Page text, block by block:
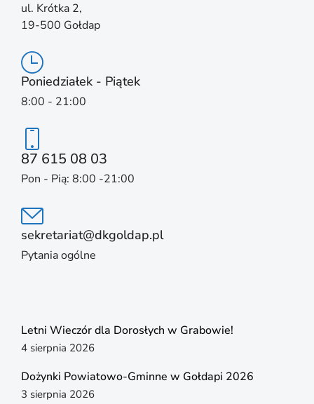
ul. Krótka 2,
19-500 Gołdap
Poniedziałek - Piątek
8:00 - 21:00
87 615 08 03
Pon - Pią: 8:00 -21:00
sekretariat@dkgoldap.pl
Pytania ogólne
Letni Wieczór dla Dorosłych w Grabowie!
4 sierpnia 2026
Dożynki Powiatowo-Gminne w Gołdapi 2026
3 sierpnia 2026